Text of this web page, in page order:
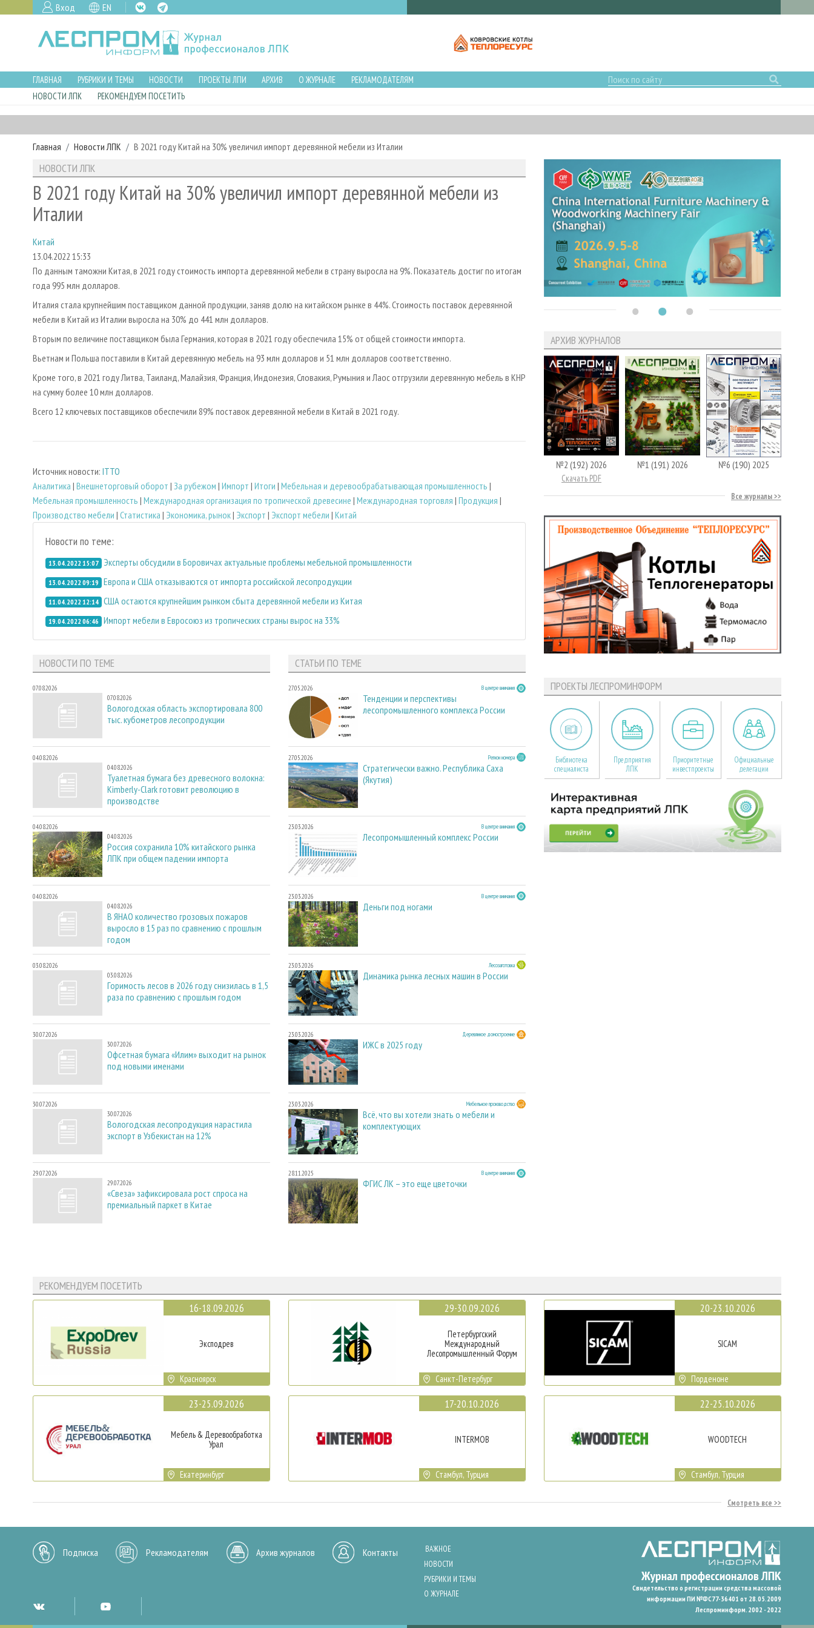
Вход EN
ГЛАВНАЯ РУБРИКИ И ТЕМЫ НОВОСТИ ПРОЕКТЫ ЛПИ АРХИВ О ЖУРНАЛЕ
РЕКЛАМОДАТЕЛЯМ
НОВОСТИ ЛПК
РЕКОМЕНДУЕМ ПОСЕТИТЬ
Главная Новости ЛПК В 2021 году Китай на 30% увеличил импорт деревянной мебели из Италии
НОВОСТИ ЛПК
В 2021 году Китай на 30% увеличил импорт деревянной мебели из
Италии
Китай
13.04.2022 15:33
По данным таможни Китая, в 2021 году стоимость импорта деревянной мебели в страну выросла на 9%. Показатель достиг по итогам
года 995 млн долларов.
Италия стала крупнейшим поставщиком данной продукции, заняв долю на китайском рынке в 44%. Стоимость поставок деревянной
мебели в Китай из Италии выросла на 30% до 441 млн долларов.
Вторым по величине поставщиком была Германия, которая в 2021 году обеспечила 15% от общей стоимости импорта.
Вьетнам и Польша поставили в Китай деревянную мебель на 93 млн долларов и 51 млн долларов соответственно.
Кроме того, в 2021 году Литва, Таиланд, Малайзия, Франция, Индонезия, Словакия, Румыния и Лаос отгрузили деревянную мебель в КНР
на сумму более 10 млн долларов.
Всего 12 ключевых поставщиков обеспечили 89% поставок деревянной мебели в Китай в 2021 году.
Источник новости: ITTO
Аналитика | Внешнеторговый оборот | За рубежом | Импорт | Итоги | Мебельная и деревообрабатывающая промышленность |
Мебельная промышленность | Международная организация по тропической древесине | Международная торговля | Продукция |
Производство мебели | Статистика | Экономика, рынок| Экспорт | Экспорт мебели | Китай
Новости по теме:
13.04.2022 15:07 Эксперты обсудили в Боровичах актуальные проблемы мебельной промышленности
13.04.2022 09:19 Европа и США отказываются от импорта российской лесопродукции
11.04.2022 12:14 США остаются крупнейшим рынком сбыта деревянной мебели из Китая
19.04.2022 06:46 Импорт мебели в Евросоюз из тропических страны вырос на 33%
НОВОСТИ ПО ТЕМЕ
07.08.2026
07.08.2026
Вологодская область экспортировала 800
тыс. кубометров лесопродукции
04.08.2026
04.08.2026
Туалетная бумага без древесного волокна:
Kimberly-Clark готовит революцию в
производстве
04.08.2026
04.08.2026
Россия сохранила 10% китайского рынка
ЛПК при общем падении импорта
04.08.2026
04.08.2026
В ЯНАО количество грозовых пожаров
выросло в 15 раз по сравнению с прошлым
годом
03.08.2026
03.08.2026
Горимость лесов в 2026 году снизилась в 1,5
раза по сравнению с прошлым годом
30.07.2026
30.07.2026
Офсетная бумага «Илим» выходит на рынок
под новыми именами
30.07.2026
30.07.2026
Вологодская лесопродукция нарастила
экспорт в Узбекистан на 12%
29.07.2026
29.07.2026
«Свеза» зафиксировала рост спроса на
премиальный паркет в Китае
СТАТЬИ ПО ТЕМЕ
27.05.2026 В центре внимания
Тенденции и перспективы
лесопромышленного комплекса России
27.05.2026 Регион номера
Стратегически важно. Республика Саха
(Якутия)
23.03.2026 В центре внимания
Лесопромышленный комплекс России
23.03.2026 В центре внимания
Деньги под ногами
23.03.2026 Лесозаготовка
Динамика рынка лесных машин в России
23.03.2026 Деревянное домостроение
ИЖС в 2025 году
23.03.2026 Мебельное производство
Всё, что вы хотели знать о мебели и
комплектующих
28.11.2025 В центре внимания
ФГИС ЛК – это еще цветочки
АРХИВ ЖУРНАЛОВ
№2 (192) 2026
Скачать PDF
№1 (191) 2026 №6 (190) 2025
Все журналы
ПРОЕКТЫ ЛЕСПРОМИНФОРМ
Библиотека
специалиста
Предприятия
ЛПК
Приоритетные
инвестпроекты
Официальные
делегации
РЕКОМЕНДУЕМ ПОСЕТИТЬ
16-18.09.2026
Эксподрев
Красноярск
23-25.09.2026
Мебель & Деревообработка
Урал
Екатеринбург
29-30.09.2026
Петербургский
Международный
Лесопромышленный Форум
Санкт-Петербург
17-20.10.2026
INTERMOB
Стамбул, Турция
20-23.10.2026
SICAM
Порденоне
22-25.10.2026
WOODTECH
Стамбул, Турция
Смотреть все
Подписка Рекламодателям Архив журналов Контакты
ВАЖНОЕ
НОВОСТИ
РУБРИКИ И ТЕМЫ
О ЖУРНАЛЕ
Свидетельство о регистрации средства массовой
информации ПИ №ФС77-36401 от 28.05.2009
Леспроминформ. 2002 - 2022